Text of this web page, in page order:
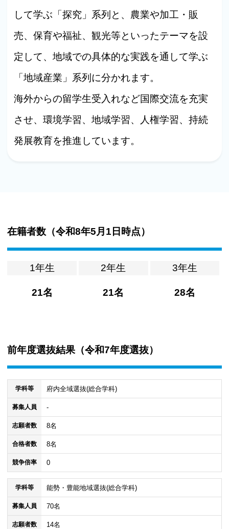
して学ぶ「探究」系列と、農業や加工・販
売、保育や福祉、観光等といったテーマを設
定して、地域での具体的な実践を通して学ぶ
「地域産業」系列に分かれます。
海外からの留学生受入れなど国際交流を充実
させ、環境学習、地域学習、人権学習、持続
発展教育を推進しています。
在籍者数（令和8年5月1日時点）
1年生
21名
2年生
21名
3年生
28名
前年度選抜結果（令和7年度選抜）
学科等 府内全域選抜(総合学科)
募集人員 -
志願者数 8名
合格者数 8名
競争倍率 0
学科等 能勢・豊能地域選抜(総合学科)
募集人員 70名
志願者数 14名